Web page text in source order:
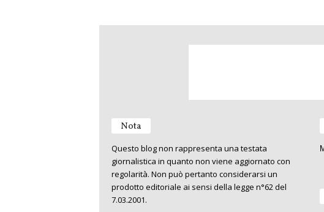
Nota
Questo blog non rappresenta una testata
giornalistica in quanto non viene aggiornato con
regolarità. Non può pertanto considerarsi un
prodotto editoriale ai sensi della legge n°62 del
7.03.2001.